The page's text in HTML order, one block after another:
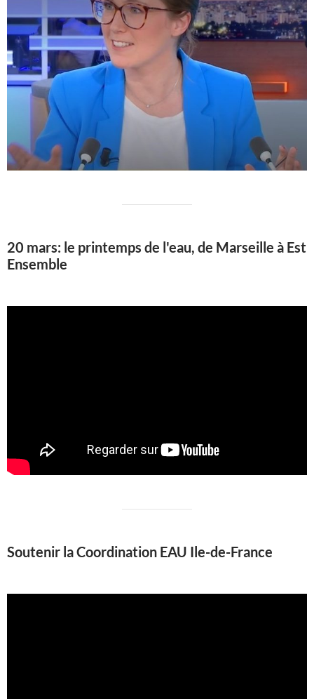
20 mars: le printemps de l'eau, de Marseille à Est
Ensemble
Soutenir la Coordination EAU Ile-de-France